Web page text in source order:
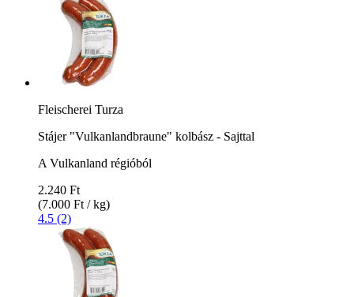
Fleischerei Turza
Stájer "Vulkanlandbraune" kolbász - Sajttal
A Vulkanland régióból
2.240 Ft
(7.000 Ft / kg)
4.5 (2)